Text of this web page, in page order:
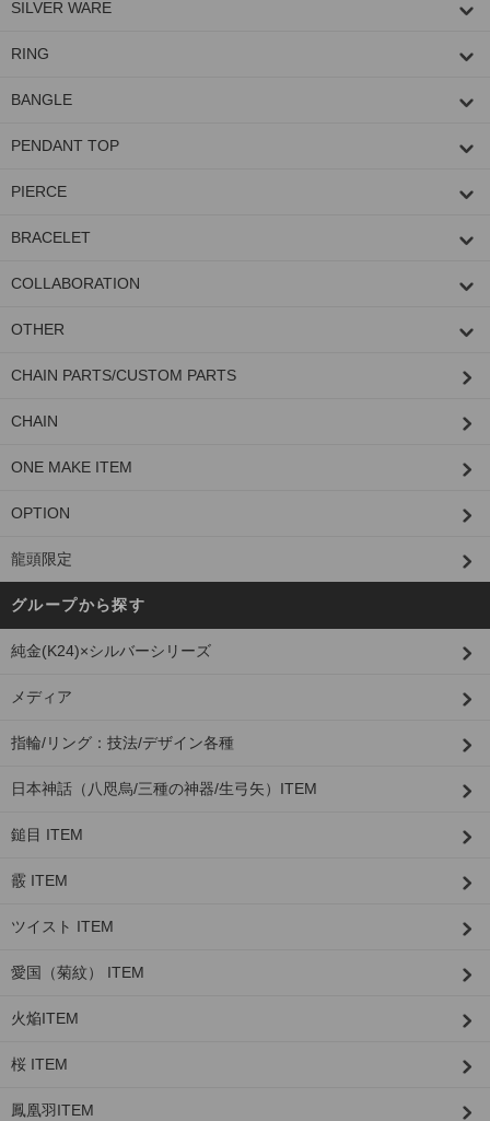
SILVER WARE
RING
BANGLE
PENDANT TOP
PIERCE
BRACELET
COLLABORATION
OTHER
CHAIN PARTS/CUSTOM PARTS
CHAIN
ONE MAKE ITEM
OPTION
龍頭限定
グループから探す
純金(K24)×シルバーシリーズ
メディア
指輪/リング：技法/デザイン各種
日本神話（八咫烏/三種の神器/生弓矢）ITEM
鎚目 ITEM
霰 ITEM
ツイスト ITEM
愛国（菊紋） ITEM
火焔ITEM
桜 ITEM
鳳凰羽ITEM